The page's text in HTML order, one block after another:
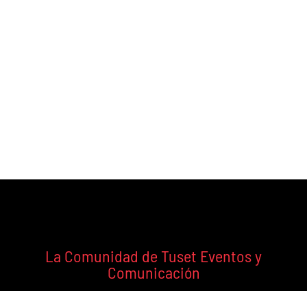
La Comunidad de Tuset Eventos y
Comunicación